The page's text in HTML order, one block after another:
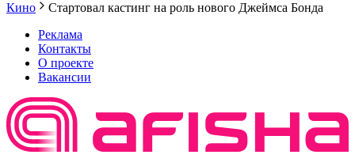
Кино
Стартовал кастинг на роль нового Джеймса Бонда
Реклама
Контакты
О проекте
Вакансии